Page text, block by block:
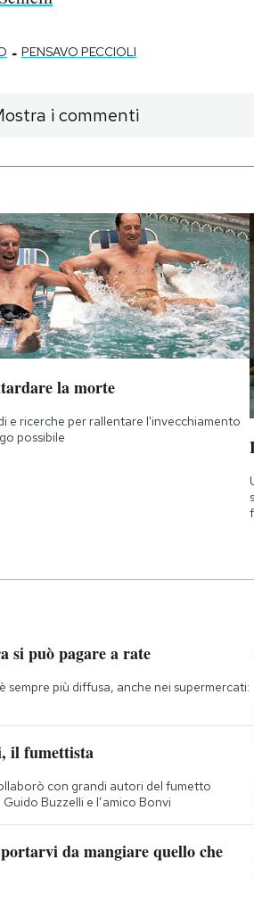
- PENSAVO PECCIOLI
i commenti
la morte
e ricerche per rallentare l'invecchiamento
possibile
si può pagare a rate
sempre più diffusa, anche nei supermercati:
il fumettista
con grandi autori del fumetto
Buzzelli e l’amico Bonvi
da mangiare quello che